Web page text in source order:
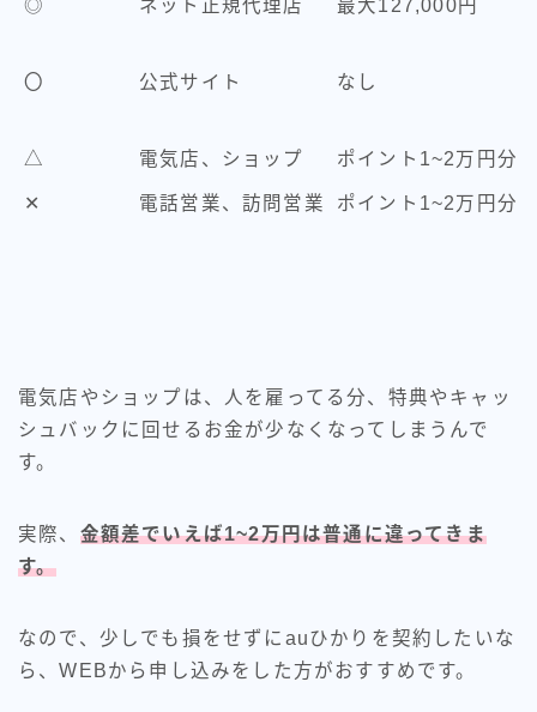
◎ ネット正規代理店 最大127,000円
〇 公式サイト なし
△ 電気店、ショップ ポイント1~2万円分
✕ 電話営業、訪問営業 ポイント1~2万円分
電気店やショップは、人を雇ってる分、特典やキャッ
シュバックに回せるお金が少なくなってしまうんで
す。
実際、 金額差でいえば1~2万円は普通に違ってきま
す。
なので、少しでも損をせずにauひかりを契約したいな
ら、WEBから申し込みをした方がおすすめです。